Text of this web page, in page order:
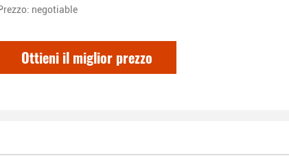
negotiable
Ottieni il miglior prezzo